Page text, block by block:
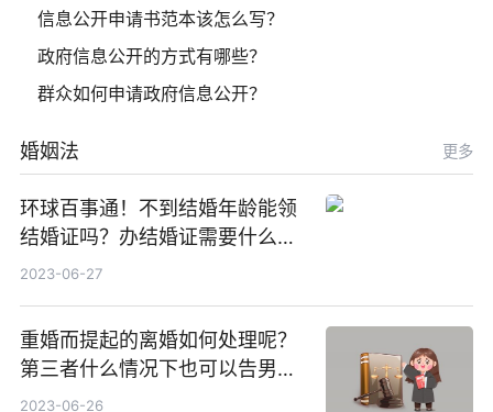
信息公开申请书范本该怎么写？
政府信息公开的方式有哪些？
群众如何申请政府信息公开？
婚姻法 更多
环球百事通！不到结婚年龄能领
结婚证吗？办结婚证需要什么材
料？没结婚孩子怎么上户口？
2023-06-27
重婚而提起的离婚如何处理呢？
第三者什么情况下也可以告男人
重婚罪呢？
2023-06-26